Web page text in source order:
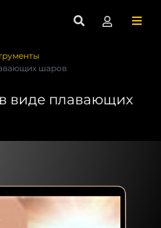
шаров
виде плавающих